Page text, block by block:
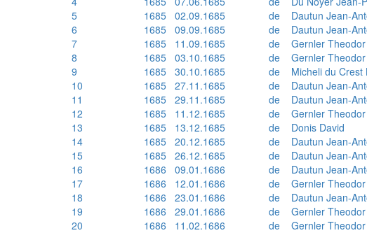
5
1685 02.09.1685 de Dautun Jean-
6
1685 09.09.1685 de Dautun Jean-
7
1685 11.09.1685 de Gernler
8
1685 03.10.1685 de Gernler
9
1685 30.10.1685 de Micheli du
10
1685 27.11.1685 de Dautun Jean-
11
1685 29.11.1685 de Dautun Jean-
12
1685 11.12.1685 de Gernler
13
1685 13.12.1685 de Donis David
14
1685 20.12.1685 de Dautun Jean-
15
1685 26.12.1685 de Dautun Jean-
16
1686 09.01.1686 de Dautun Jean-
17
1686 12.01.1686 de Gernler
18
1686 23.01.1686 de Dautun Jean-
19
1686 29.01.1686 de Gernler
20
1686 11.02.1686 de Gernler